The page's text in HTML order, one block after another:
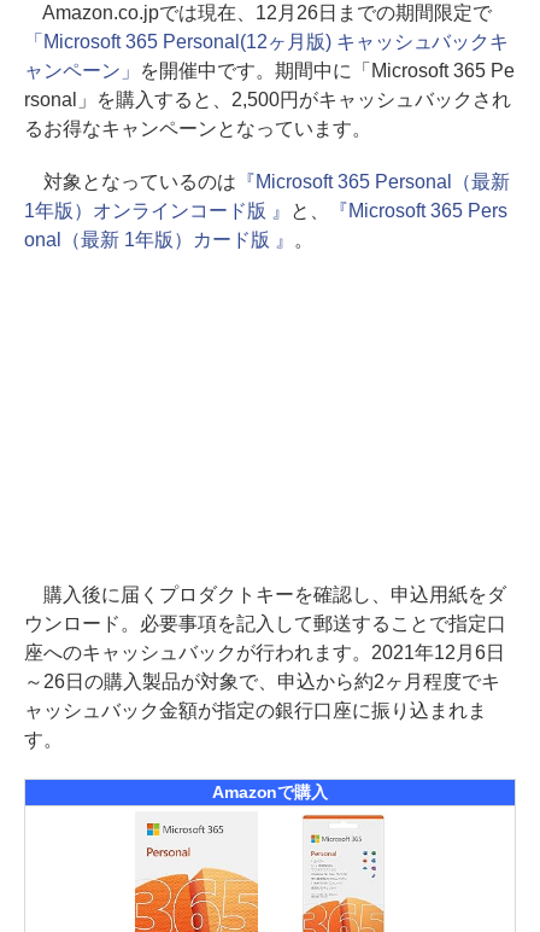
Amazon.co.jpでは現在、12月26日までの期間限定で
「Microsoft 365 Personal(12ヶ月版) キャッシュバックキ
ャンペーン」
を開催中です。期間中に「Microsoft 365 Pe
rsonal」を購入すると、2,500円がキャッシュバックされ
るお得なキャンペーンとなっています。
対象となっているのは 『Microsoft 365 Personal（最新
1年版）オンラインコード版 』
と、
『Microsoft 365 Pers
onal（最新 1年版）カード版 』
。
購入後に届くプロダクトキーを確認し、申込用紙をダ
ウンロード。必要事項を記入して郵送することで指定口
座へのキャッシュバックが行われます。2021年12月6日
～26日の購入製品が対象で、申込から約2ヶ月程度でキ
ャッシュバック金額が指定の銀行口座に振り込まれま
す。
Amazonで購入